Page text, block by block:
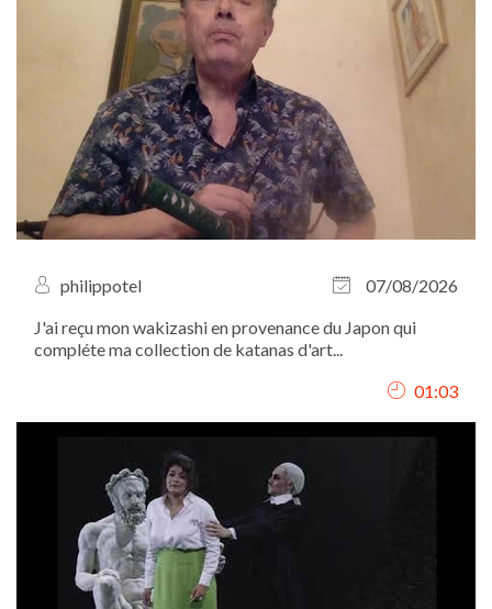
philippotel
07/08/2026
J'ai reçu mon wakizashi en provenance du Japon qui
compléte ma collection de katanas d'art...
01:03